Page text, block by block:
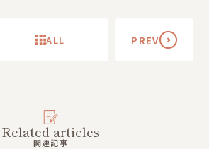
ALL PREV
Related articles
関連記事